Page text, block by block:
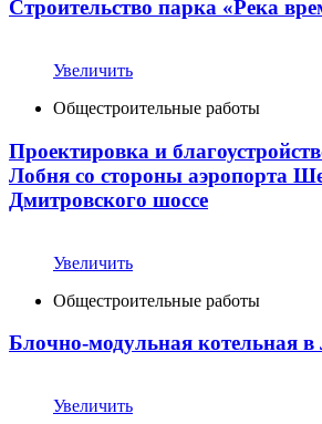
Строительство парка «Река
Увеличить
Общестроительные работы
Проектировка и
Лобня со стороны аэропорта
Дмитровского шоссе
Увеличить
Общестроительные работы
Блочно-модульная котельная в
Увеличить